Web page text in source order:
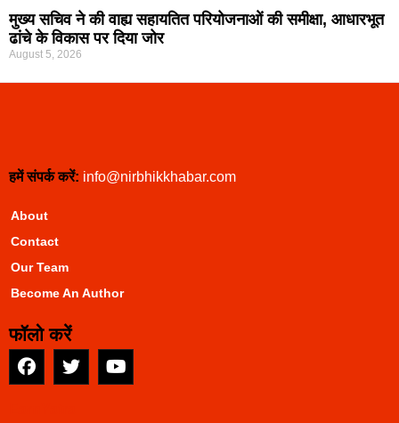
मुख्य सचिव ने की वाह्य सहायतित परियोजनाओं की समीक्षा, आधारभूत
ढांचे के विकास पर दिया जोर
August 5, 2026
हमें संपर्क करें: info@nirbhikkhabar.com
About
Contact
Our Team
Become An Author
फॉलो करें